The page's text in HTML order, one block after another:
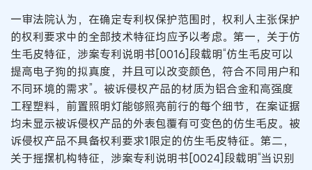
一审法院认为，在确定专利权保护范围时，权利人主张保护
的权利要求中的全部技术特征均应予以考虑。第一，关于仿
生毛皮特征，涉案专利说明书[0016]段载明“仿生毛皮可以
提高电子狗的拟真度，并且可以改变颜色，符合不同用户和
不同环境的需求”。被诉侵权产品的材质为铝合金和高强度
工程塑料，前置照明灯能够照亮前行的每个细节，在案证据
均未显示被诉侵权产品的外表包覆有可变色的仿生毛皮。被
诉侵权产品不具备权利要求1限定的仿生毛皮特征。第二，
关于摇摆机构特征，涉案专利说明书[0024]段载明“当识别